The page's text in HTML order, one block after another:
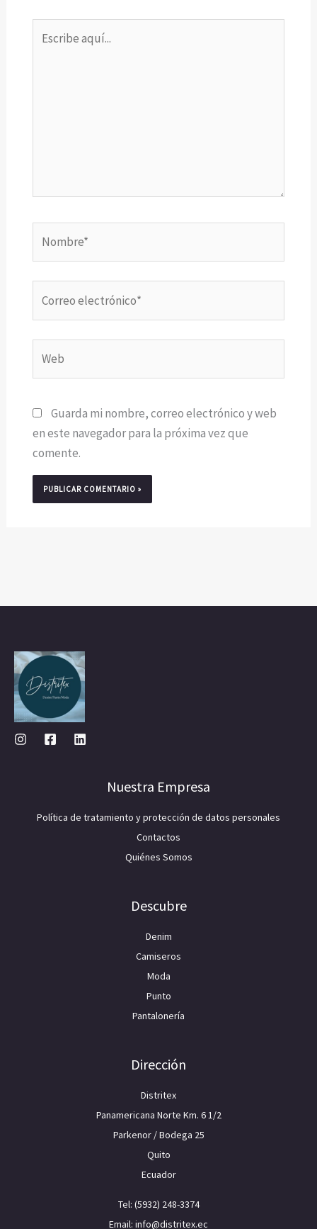
aquí...
electrónico*
Guarda mi nombre, correo electrónico y web
en este navegador para la próxima vez que
comente.
Nuestra Empresa
Política de tratamiento y protección de datos personales
Contactos
Quiénes Somos
Descubre
Denim
Camiseros
Moda
Punto
Pantalonería
Dirección
Distritex
Panamericana Norte Km. 6 1/2
Parkenor / Bodega 25
Quito
Ecuador
Tel: (5932) 248-3374
Email: info@distritex.ec